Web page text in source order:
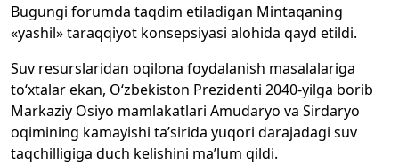
Bugungi forumda taqdim etiladigan Mintaqaning
«yashil» taraqqiyot konsepsiyasi alohida qayd etildi.
Suv resurslaridan oqilona foydalanish masalalariga
to‘xtalar ekan, O‘zbekiston Prezidenti 2040-yilga borib
Markaziy Osiyo mamlakatlari Amudaryo va Sirdaryo
oqimining kamayishi ta’sirida yuqori darajadagi suv
taqchilligiga duch kelishini ma’lum qildi.